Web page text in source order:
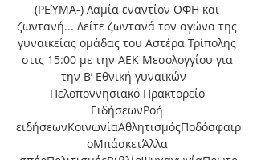
(ΡΕΎΜΑ-) Λαμία εναντίον ΟΦΗ και
ζωντανή... Δείτε ζωντανά τον αγώνα της
γυναικείας ομάδας του Αστέρα Τρίπολης
στις 15:00 με την ΑΕΚ Μεσολογγίου για
την Β’ Εθνική γυναικών -
Πελοποννησιακό Πρακτορείο
ΕιδήσεωνΡοή
ειδήσεωνΚοινωνίαΑθλητισμόςΠοδόσφαιρ
οΜπάσκετΆλλα